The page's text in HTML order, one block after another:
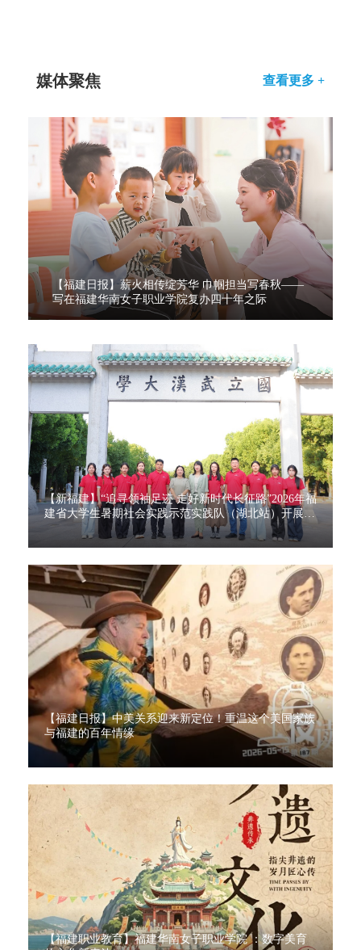
媒体聚焦 查看更多 +
【福建日报】薪火相传绽芳华 巾帼担当写春秋——
写在福建华南女子职业学院复办四十年之际
【新福建】“追寻领袖足迹 走好新时代长征路”2026年福
建省大学生暑期社会实践示范实践队（湖北站）开展首
【福建日报】中美关系迎来新定位！重温这个美国家族
与福建的百年情缘
【福建职业教育】福建华南女子职业学院 ：数字美育